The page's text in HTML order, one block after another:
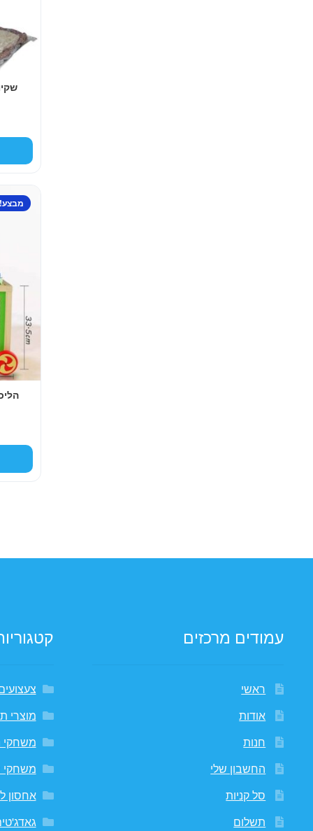
המוצר
מבצע!
עמודים מרכזים
ראשי
אודות
חנות
החשבון שלי
סל קניות
תשלום
מוצרי
משחקי
משחקי
אחסון